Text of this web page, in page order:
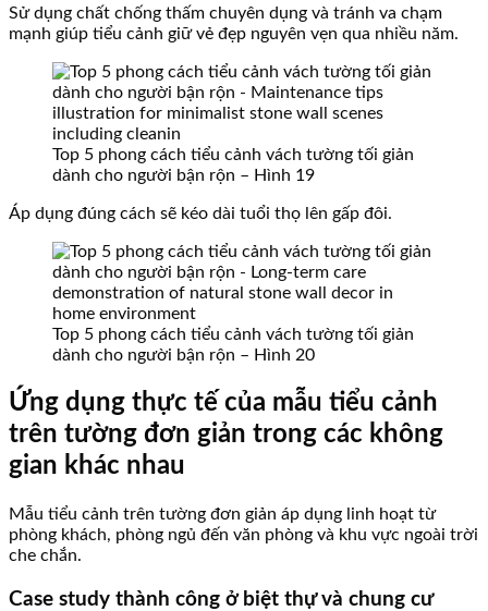
Sử dụng chất chống thấm chuyên dụng và tránh va chạm
mạnh giúp tiểu cảnh giữ vẻ đẹp nguyên vẹn qua nhiều năm.
Top 5 phong cách tiểu cảnh vách tường tối giản
dành cho người bận rộn – Hình 19
Áp dụng đúng cách sẽ kéo dài tuổi thọ lên gấp đôi.
Top 5 phong cách tiểu cảnh vách tường tối giản
dành cho người bận rộn – Hình 20
Ứng dụng thực tế của mẫu tiểu cảnh
trên tường đơn giản trong các không
gian khác nhau
Mẫu tiểu cảnh trên tường đơn giản áp dụng linh hoạt từ
phòng khách, phòng ngủ đến văn phòng và khu vực ngoài trời
che chắn.
Case study thành công ở biệt thự và chung cư